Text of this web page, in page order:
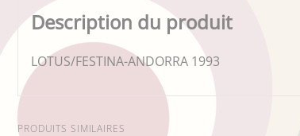
Description du produit
LOTUS/FESTINA-ANDORRA 1993
PRODUITS SIMILAIRES